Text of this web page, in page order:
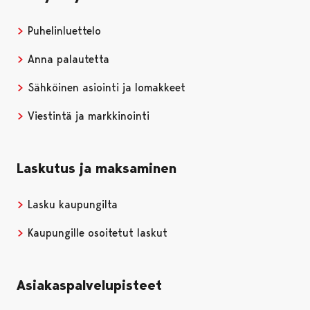
Puhelinluettelo
Anna palautetta
Sähköinen asiointi ja lomakkeet
Viestintä ja markkinointi
Laskutus ja maksaminen
Lasku kaupungilta
Kaupungille osoitetut laskut
Asiakaspalvelupisteet